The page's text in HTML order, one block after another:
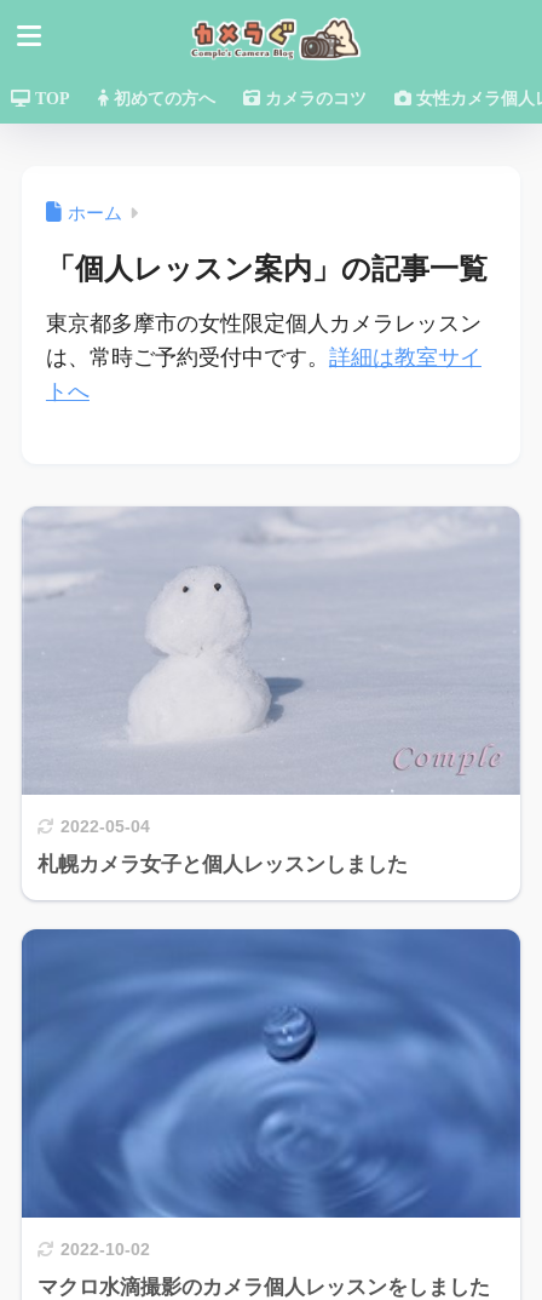
TOP 初めての方へ カメラのコツ 女性カメラ個人
ホーム
「個人レッスン案内」の記事一覧
東京都多摩市の女性限定個人カメラレッスン
は、常時ご予約受付中です。 詳細は教室サイ
トへ
2022-05-04
札幌カメラ女子と個人レッスンしました
2022-10-02
マクロ水滴撮影のカメラ個人レッスンをしました